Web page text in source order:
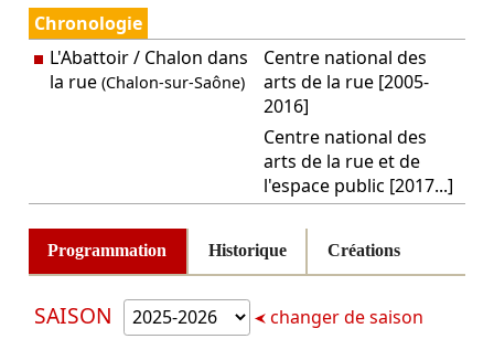
Chronologie
L'Abattoir / Chalon dans
la rue (Chalon-sur-Saône)
Centre national des
arts de la rue [2005-
2016]
Centre national des
arts de la rue et de
l'espace public [2017...]
Programmation Historique Créations
SAISON changer de saison